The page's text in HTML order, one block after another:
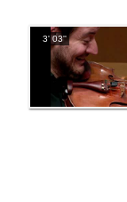
3' 03''